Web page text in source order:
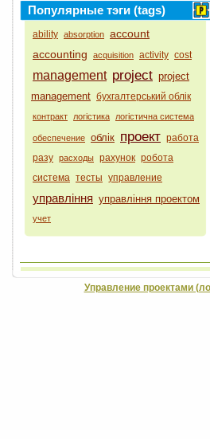
Популярные тэги (tags)
ability absorption account
accounting
acquisition activity cost
management project project
management бухгалтерський облік
контракт логістика логістична система
обеспечение облік проект работа
разу расходы рахунок робота
система тесты управление
управління управління проектом
учет
Управление проектами